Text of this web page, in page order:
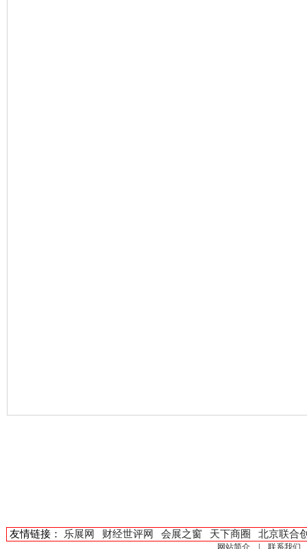
友情链接： 乐展网 财经世评网 会展之窗 天下商圈 北京联合
网站简介| 联系我们